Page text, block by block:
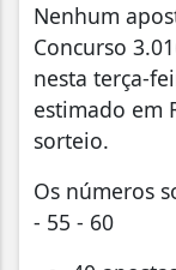
Nenhum
Concurso
nesta terça-
estimado em
sorteio.
Os números
- 55 - 60